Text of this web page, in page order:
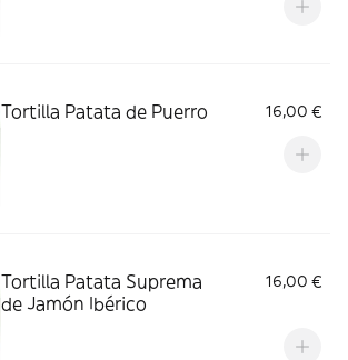
Tortilla Patata de Puerro 16,00 €
Tortilla Patata Suprema
de Jamón Ibérico
16,00 €